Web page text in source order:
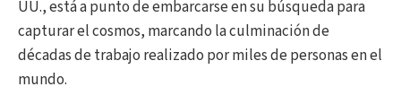
UU., está a punto de embarcarse en su búsqueda para
capturar el cosmos, marcando la culminación de
décadas de trabajo realizado por miles de personas en el
mundo.